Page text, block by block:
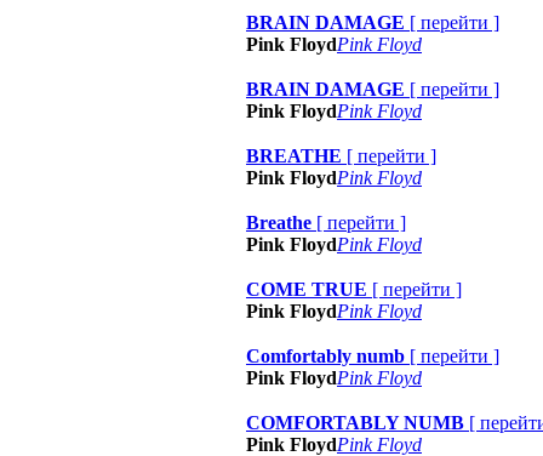
BRAIN DAMAGE [ перейти ]
Pink FloydPink Floyd
BRAIN DAMAGE [ перейти ]
Pink FloydPink Floyd
BREATHE [ перейти ]
Pink FloydPink Floyd
Breathe [ перейти ]
Pink FloydPink Floyd
COME TRUE [ перейти ]
Pink FloydPink Floyd
Comfortably numb [ перейти ]
Pink FloydPink Floyd
COMFORTABLY NUMB [
Pink FloydPink Floyd